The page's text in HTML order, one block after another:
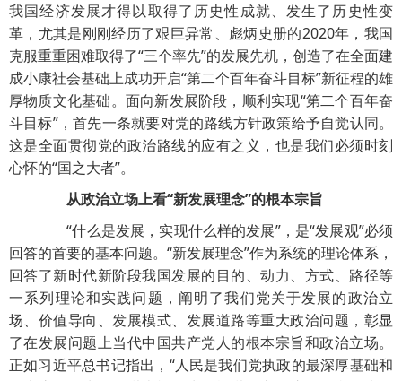
我国经济发展才得以取得了历史性成就、发生了历史性变
革，尤其是刚刚经历了艰巨异常、彪炳史册的2020年，我国
克服重重困难取得了“三个率先”的发展先机，创造了在全面建
成小康社会基础上成功开启“第二个百年奋斗目标”新征程的雄
厚物质文化基础。面向新发展阶段，顺利实现“第二个百年奋
斗目标”，首先一条就要对党的路线方针政策给予自觉认同。
这是全面贯彻党的政治路线的应有之义，也是我们必须时刻
心怀的“国之大者”。
从政治立场上看“新发展理念”的根本宗旨
“什么是发展，实现什么样的发展”，是“发展观”必须
回答的首要的基本问题。“新发展理念”作为系统的理论体系，
回答了新时代新阶段我国发展的目的、动力、方式、路径等
一系列理论和实践问题，阐明了我们党关于发展的政治立
场、价值导向、发展模式、发展道路等重大政治问题，彰显
了在发展问题上当代中国共产党人的根本宗旨和政治立场。
正如习近平总书记指出，“人民是我们党执政的最深厚基础和